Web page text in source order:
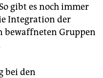
gibt es noch immer
Integration der
bewaffneten Gruppen
bei den